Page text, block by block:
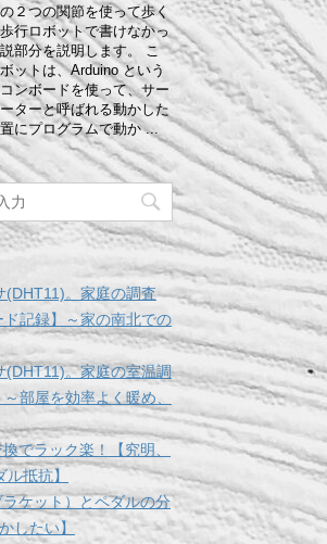
２つの関節を使って歩く
行ロボットで書けなかっ
部分を説明します。 こ
ットは、Arduino という
ンボードを使って、サー
ターと呼ばれる動かした
にプログラムで動か ...
。家庭の調査
記録】～家の南北での
。家庭の室温調
部屋を効率よく暖め、
でラック楽！【究明、
抵抗】
ケット）とペダルの分
したい】